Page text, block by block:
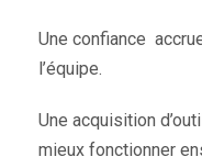
Une confiance
l’équipe.
Une acquisition
mieux fonctionner